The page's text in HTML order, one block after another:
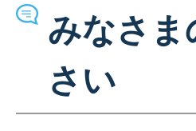
みなさま
さい